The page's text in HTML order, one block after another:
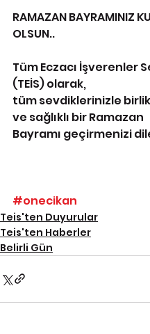
RAMAZAN BAYRAMINIZ
OLSUN..
Tüm Eczacı İşverenler
(TEİS) olarak,
tüm sevdiklerinizle
ve sağlıklı bir Ramazan
Bayramı geçirmenizi
#onecikan
Teis'ten Duyurular
Teis'ten Haberler
Belirli Gün